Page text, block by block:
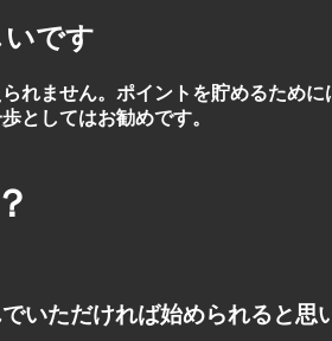
です
れません。ポイントを貯めるため
としてはお勧めです。
いただければ始められると思